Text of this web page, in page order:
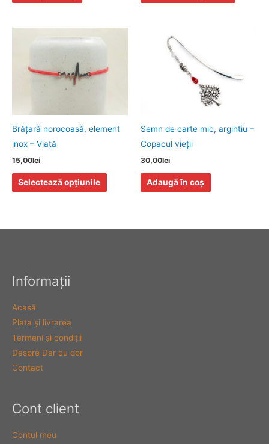
Brăţară norocoasă, element
inox – Viaţă
15,00lei
Selectează opțiunile
Opțiunile
Semn de carte mic, argintiu –
Copacul vieţii
30,00lei
Adaugă în coș
Informaţii
Acasă
Plata şi livrarea
Termeni şi condiţii
Despre Dar cu dor
Contact
Cont client
Contul meu